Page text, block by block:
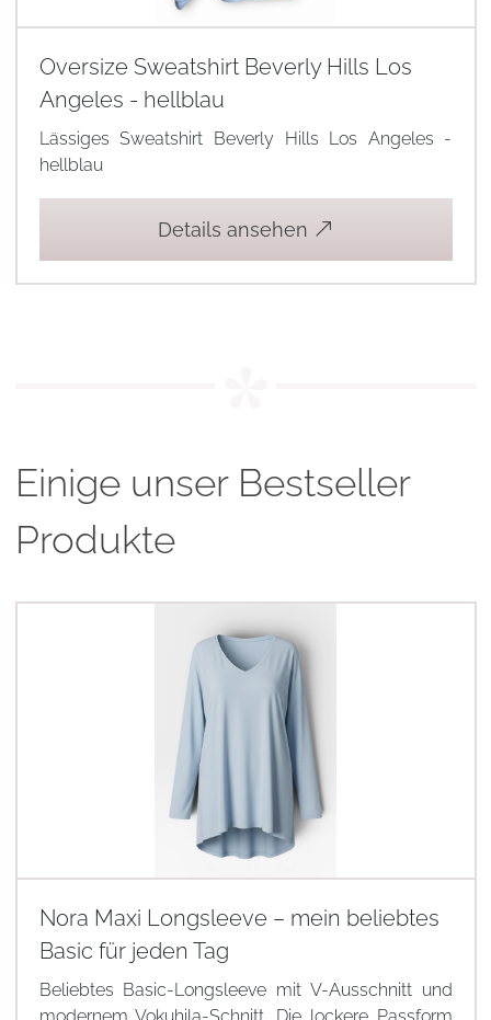
Oversize Sweatshirt Beverly Hills Los
Angeles - hellblau
Lässiges Sweatshirt Beverly Hills Los Angeles -
hellblau
Details ansehen
Einige unser Bestseller
Produkte
Nora Maxi Longsleeve – mein beliebtes
Basic für jeden Tag
Beliebtes Basic-Longsleeve mit V-Ausschnitt und